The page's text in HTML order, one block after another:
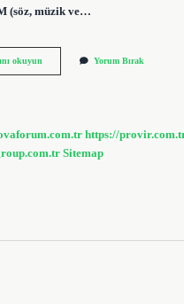
(söz, müzik ve…
okuyunBu
Yorum Bırak
https://
Sitemap